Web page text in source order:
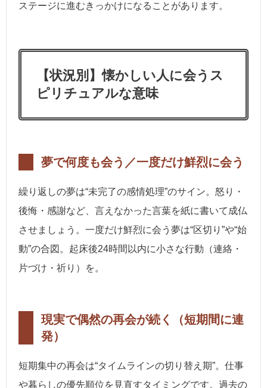
ステージに進むきっかけになることがあります。
【状況別】懐かしい人に会うス
ピリチュアルな意味
夢で何度も会う／一度だけ鮮烈に会う
繰り返しの夢は“未完了の感情処理”のサイン。怒り・
後悔・感謝など、言えなかった言葉を紙に書いて成仏
させましょう。一度だけ鮮烈に会う夢は“区切り”や“始
動”の合図。起床後24時間以内に小さな行動（連絡・
片づけ・祈り）を。
現実で偶然の再会が続く（短期間に連
発）
短期集中の再会は“タイムラインの切り替え期”。仕事
や暮らしの優先順位を見直すタイミングです。過去の